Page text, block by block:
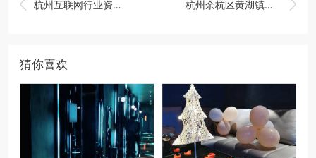
 杭州互联网行业资深boss找工作 
杭州余杭区黄湖镇附近夜场招聘商务接待,(不用订房任务)
猜你喜欢